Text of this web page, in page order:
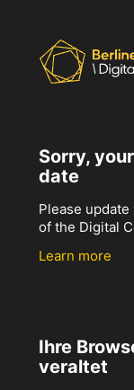
Sorry,
date
Please
of the Digital
Learn more
Ihre
veraltet